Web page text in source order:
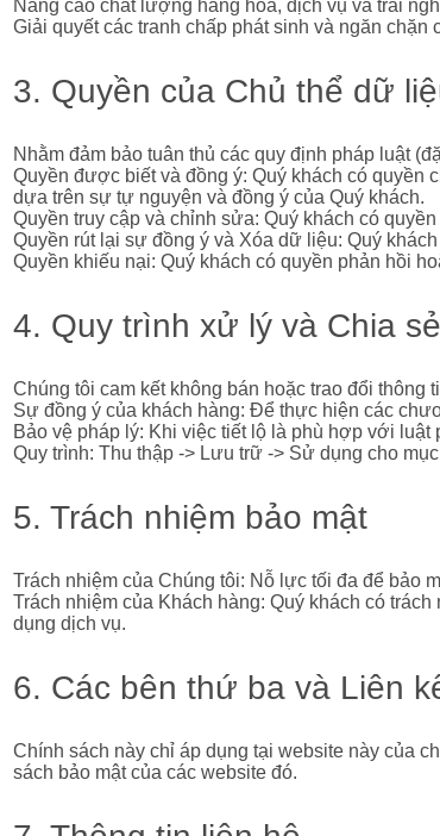
Nâng cao chất lượng hàng hóa, dịch vụ và trải
Giải quyết các tranh chấp phát sinh và ngăn chặn
3. Quyền của Chủ thể dữ
Nhằm đảm bảo tuân thủ các quy định pháp luật
Quyền được biết và đồng ý: Quý khách có quyền
dựa trên sự tự nguyện và đồng ý của Quý khách.
Quyền truy cập và chỉnh sửa: Quý khách có
Quyền rút lại sự đồng ý và Xóa dữ liệu: Quý
Quyền khiếu nại: Quý khách có quyền phản hồi
4. Quy trình xử lý và Chia
Chúng tôi cam kết không bán hoặc trao đổi
Sự đồng ý của khách hàng: Để thực hiện các
Bảo vệ pháp lý: Khi việc tiết lộ là phù hợp với
Quy trình: Thu thập -> Lưu trữ -> Sử dụng cho
5. Trách nhiệm bảo mật
Trách nhiệm của Chúng tôi: Nỗ lực tối đa để bảo
Trách nhiệm của Khách hàng: Quý khách có
dụng dịch vụ.
6. Các bên thứ ba và Liên
Chính sách này chỉ áp dụng tại website này của
sách bảo mật của các website đó.